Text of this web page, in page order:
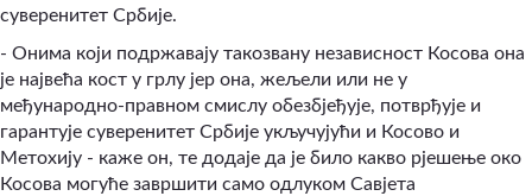
суверенитет Србије.
- Онима који подржавају такозвану независност Косова она
је највећа кост у грлу јер она, жељели или не у
међународно-правном смислу обезбјеђује, потврђује и
гарантује суверенитет Србије укључујући и Косово и
Метохију - каже он, те додаје да је било какво рјешење око
Косова могуће завршити само одлуком Савјета